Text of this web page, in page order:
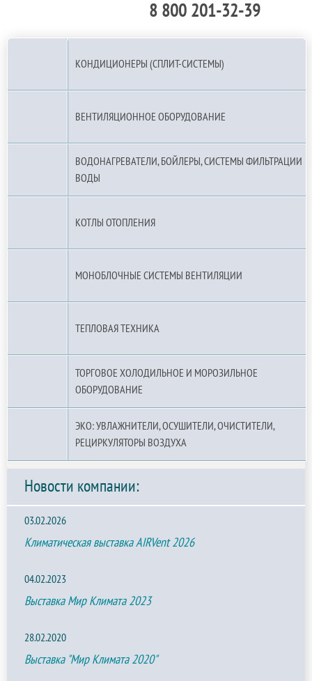
8 800 201-32-39
КОНДИЦИОНЕРЫ (СПЛИТ-СИСТЕМЫ)
ВЕНТИЛЯЦИОННОЕ ОБОРУДОВАНИЕ
ВОДОНАГРЕВАТЕЛИ, БОЙЛЕРЫ, СИСТЕМЫ ФИЛЬТРАЦИИ
ВОДЫ
КОТЛЫ ОТОПЛЕНИЯ
МОНОБЛОЧНЫЕ СИСТЕМЫ ВЕНТИЛЯЦИИ
ТЕПЛОВАЯ ТЕХНИКА
ТОРГОВОЕ ХОЛОДИЛЬНОЕ И МОРОЗИЛЬНОЕ
ОБОРУДОВАНИЕ
ЭКО: УВЛАЖНИТЕЛИ, ОСУШИТЕЛИ, ОЧИСТИТЕЛИ,
РЕЦИРКУЛЯТОРЫ ВОЗДУХА
Новости компании:
03.02.2026
Климатическая выставка AIRVent 2026
04.02.2023
Выставка Мир Климата 2023
28.02.2020
Выставка "Мир Климата 2020"